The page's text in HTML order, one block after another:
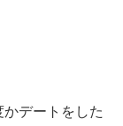
デートをした